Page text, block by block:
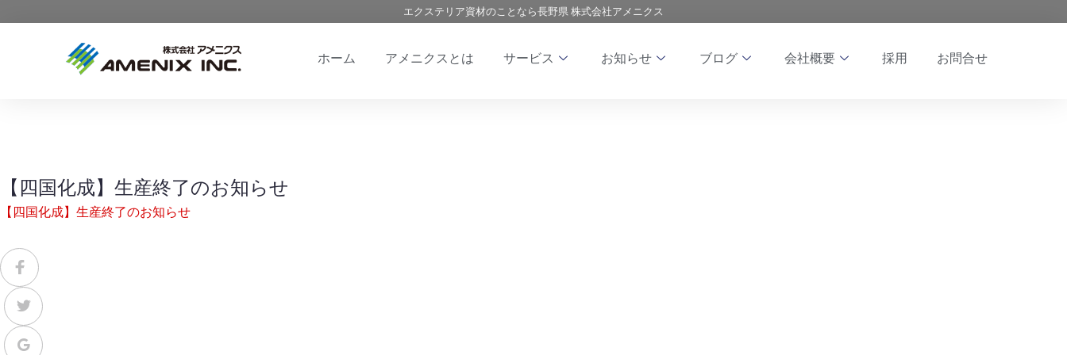
エクステリア資材のことなら長野県 株式会社アメニクス
ホーム アメニクスとは サービス お知らせ ブログ 会社概要 採用 お問合せ
【四国化成】生産終了のお知らせ
【四国化成】生産終了のお知らせ